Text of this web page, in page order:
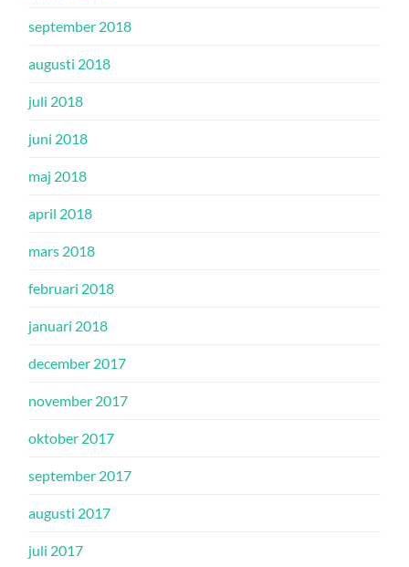
september 2018
augusti 2018
juli 2018
juni 2018
maj 2018
april 2018
mars 2018
februari 2018
januari 2018
december 2017
november 2017
oktober 2017
september 2017
augusti 2017
juli 2017